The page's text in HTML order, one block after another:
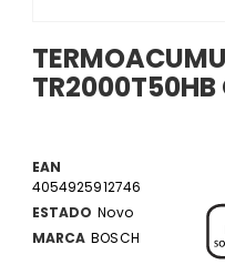
TR2000T50HB
EAN
4054925912746
ESTADO Novo
MARCA BOSCH